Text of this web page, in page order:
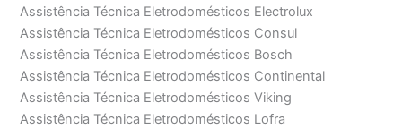
Assistência Técnica Eletrodomésticos Electrolux
Assistência Técnica Eletrodomésticos Consul
Assistência Técnica Eletrodomésticos Bosch
Assistência Técnica Eletrodomésticos Continental
Assistência Técnica Eletrodomésticos Viking
Assistência Técnica Eletrodomésticos Lofra